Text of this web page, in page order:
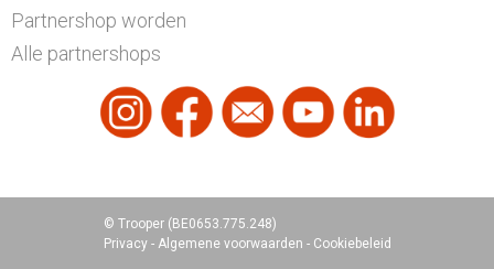
Partnershop worden
Alle partnershops
© Trooper (BE0653.775.248)
Privacy - Algemene voorwaarden - Cookiebeleid